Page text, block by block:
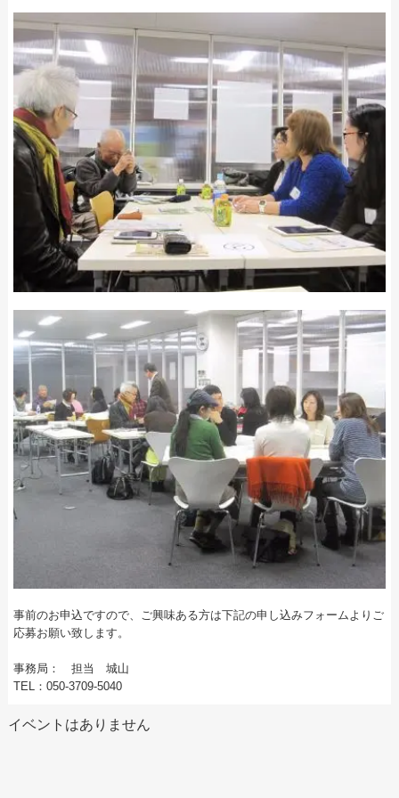
事前のお申込ですので、ご興味ある方は下記の申し込みフォームよりご
応募お願い致します。
事務局： 担当 城山
TEL：050-3709-5040
イベントはありません